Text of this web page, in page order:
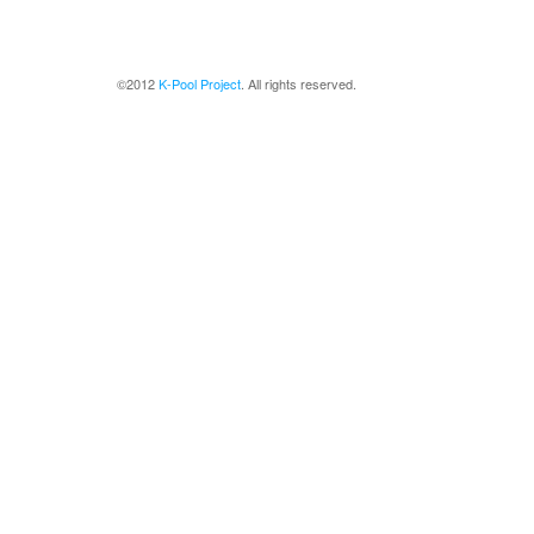
©2012K-Pool Project . All rights reserved.